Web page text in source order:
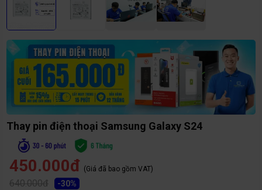
Thay pin điện thoại Samsung Galaxy S24
450.000đ (Giá đã bao gồm VAT)
640.000đ -30%